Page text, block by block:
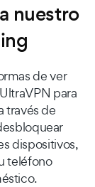
nuestro
de ver
para
través de
dispositivos,
teléfono